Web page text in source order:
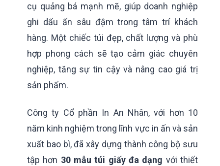
cụ quảng bá mạnh mẽ, giúp doanh nghiệp
ghi dấu ấn sâu đậm trong tâm trí khách
hàng. Một chiếc túi đẹp, chất lượng và phù
hợp phong cách sẽ tạo cảm giác chuyên
nghiệp, tăng sự tin cậy và nâng cao giá trị
sản phẩm.
Công ty Cổ phần In An Nhân, với hơn 10
năm kinh nghiệm trong lĩnh vực in ấn và sản
xuất bao bì, đã xây dựng thành công bộ sưu
tập hơn 30 mẫu túi giấy đa dạng với thiết